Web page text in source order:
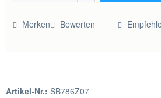
Merken Bewerten
Artikel-Nr.: SB786Z07